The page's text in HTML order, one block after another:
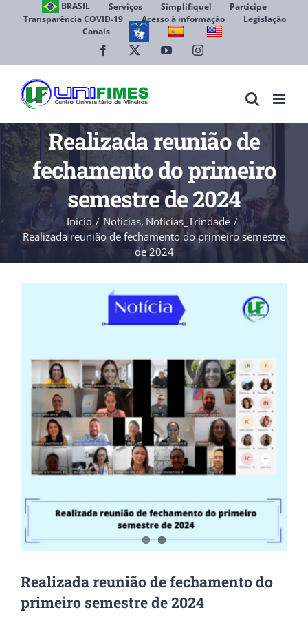
BRASIL Serviços Simplifique!
Participe
Transparência COVID-19
Acesso à informação
Legislação
Canais
Facebook YouTubeInstagram
Realizada reunião de
fechamento do primeiro
semestre de 2024
Início Notícias Notícias_Trindade
Realizada reunião de fechamento do primeiro semestre
de 2024
Realizada reunião de fechamento do
primeiro semestre de 2024